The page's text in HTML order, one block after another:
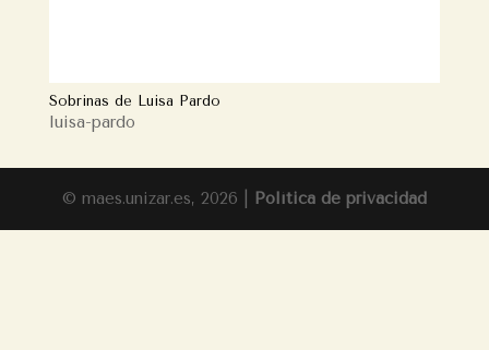
Sobrinas de Luisa Pardo
luisa-pardo
© maes.unizar.es, 2026 | Política de privacidad